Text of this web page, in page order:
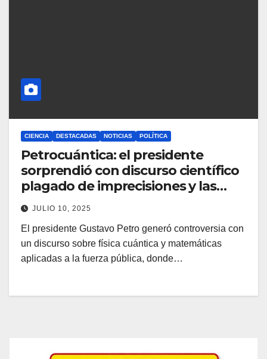
CIENCIA DESTACADAS NOTICIAS POLÍTICA
Petrocuántica: el presidente
sorprendió con discurso científico
plagado de imprecisiones y las
reacciones no se hicieron esperar
JULIO 10, 2025
El presidente Gustavo Petro generó controversia con
un discurso sobre física cuántica y matemáticas
aplicadas a la fuerza pública, donde…